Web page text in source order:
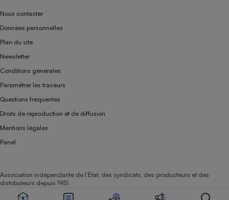
Nous contacter
Données personnelles
Plan du site
Newsletter
Conditions générales
Paramétrer les traceurs
Questions fréquentes
Droits de reproduction et de diffusion
Mentions légales
Panel
Association indépendante de l’État, des syndicats, des producteurs et des
distributeurs depuis 1951.